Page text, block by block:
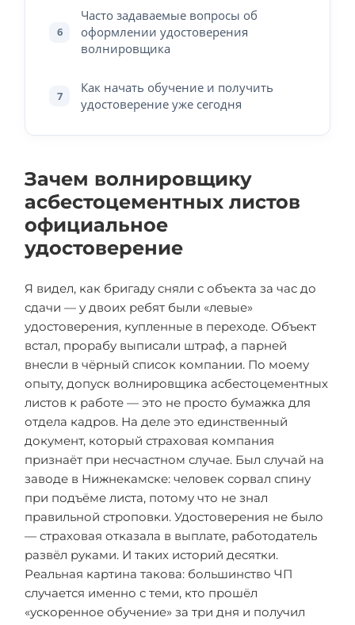
6
Часто задаваемые вопросы об
оформлении удостоверения
волнировщика
7
Как начать обучение и получить
удостоверение уже сегодня
Зачем волнировщику
асбестоцементных листов
официальное
удостоверение
Я видел, как бригаду сняли с объекта за час до
сдачи — у двоих ребят были «левые»
удостоверения, купленные в переходе. Объект
встал, прорабу выписали штраф, а парней
внесли в чёрный список компании. По моему
опыту, допуск волнировщика асбестоцементных
листов к работе — это не просто бумажка для
отдела кадров. На деле это единственный
документ, который страховая компания
признаёт при несчастном случае. Был случай на
заводе в Нижнекамске: человек сорвал спину
при подъёме листа, потому что не знал
правильной строповки. Удостоверения не было
— страховая отказала в выплате, работодатель
развёл руками. И таких историй десятки.
Реальная картина такова: большинство ЧП
случается именно с теми, кто прошёл
«ускоренное обучение» за три дня и получил